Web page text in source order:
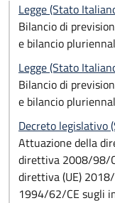
Legge (Stato
Bilancio di
e bilancio
Legge (Stato
Bilancio di
e bilancio
Decreto legislativo
Attuazione della
direttiva 2008/98/
direttiva (UE)
1994/62/CE sugli